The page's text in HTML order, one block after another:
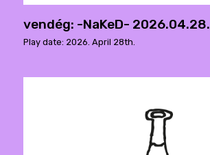
vendég: -NaKeD- 2026.04.28.
Play date: 2026. April 28th.